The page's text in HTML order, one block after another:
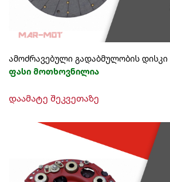
ამოძრავებული გადაბმულობის დისკი
ფასი მოთხოვნილია
დაამატე შეკვეთაზე